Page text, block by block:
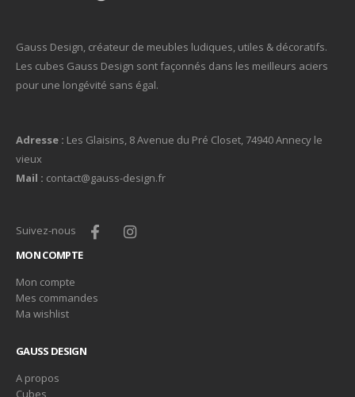
Gauss Design, créateur de meubles ludiques, utiles & décoratifs.
Les cubes Gauss Design sont façonnés dans les meilleurs aciers
pour une longévité sans égal.
Adresse : Les Glaisins, 8 Avenue du Pré Closet, 74940 Annecy le
vieux
Mail : contact@gauss-design.fr
Suivez-nous
MON COMPTE
Mon compte
Mes commandes
Ma wishlist
GAUSS DESIGN
A propos
Cubes